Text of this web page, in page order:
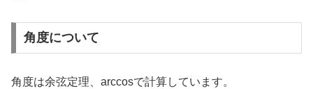
角度について
角度は余弦定理、arccosで計算しています。